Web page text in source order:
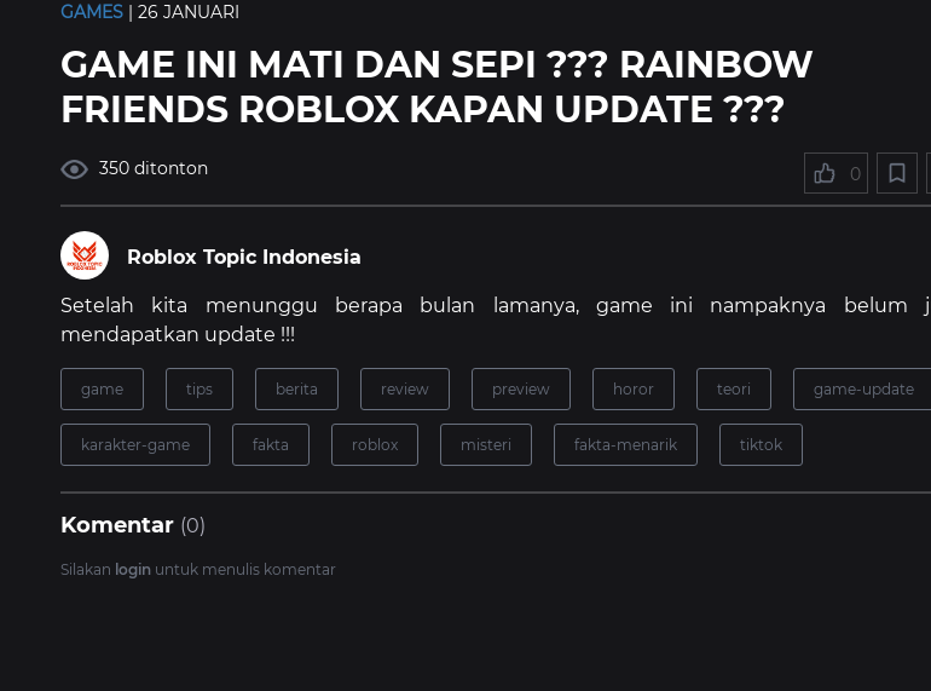
GAMES | 26 JANUARI
GAME INI MATI DAN SEPI ??? RAINBOW
FRIENDS ROBLOX KAPAN UPDATE ???
350 ditonton 0
Roblox Topic Indonesia
Setelah kita menunggu berapa bulan lamanya, game ini nampaknya belum
mendapatkan update !!!
game tips berita review preview horor teori game-update
karakter-game fakta roblox misteri fakta-menarik tiktok
Komentar (0)
Silakan login untuk menulis komentar